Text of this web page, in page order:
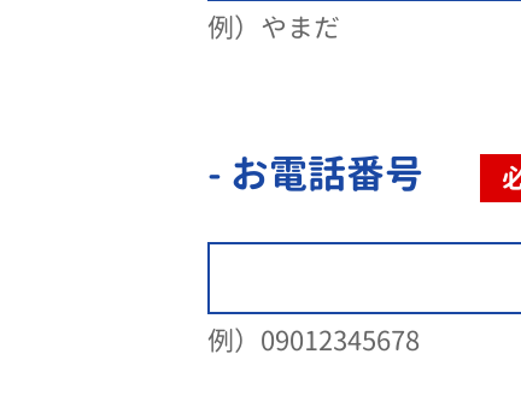
例）やまだ
- お電話番号
例）09012345678